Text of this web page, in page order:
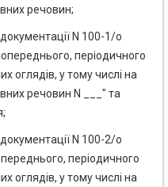
речовин;
N 100-1/о
періодичного
оглядів, у тому числі на
речовин N ___" та
N 100-2/о
періодичного
оглядів, у тому числі на